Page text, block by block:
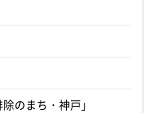
のまち・神戸」